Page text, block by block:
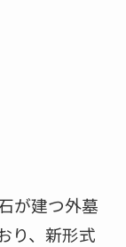
が建つ外墓
り、新形式